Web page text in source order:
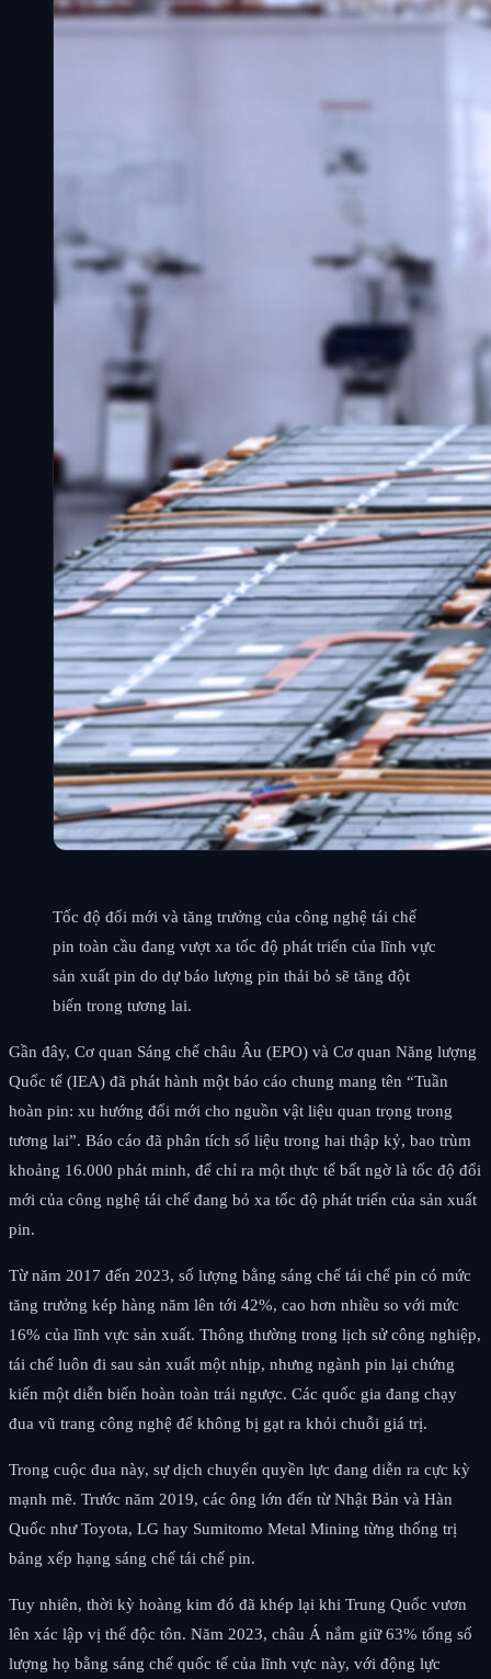
Tốc độ đổi mới và tăng trưởng của công nghệ tái chế
pin toàn cầu đang vượt xa tốc độ phát triển của lĩnh vực
sản xuất pin do dự báo lượng pin thải bỏ sẽ tăng đột
biến trong tương lai.
Gần đây, Cơ quan Sáng chế châu Âu (EPO) và Cơ quan Năng lượng
Quốc tế (IEA) đã phát hành một báo cáo chung mang tên “Tuần
hoàn pin: xu hướng đổi mới cho nguồn vật liệu quan trọng trong
tương lai”. Báo cáo đã phân tích số liệu trong hai thập kỷ, bao trùm
khoảng 16.000 phát minh, để chỉ ra một thực tế bất ngờ là tốc độ đổi
mới của công nghệ tái chế đang bỏ xa tốc độ phát triển của sản xuất
pin.
Từ năm 2017 đến 2023, số lượng bằng sáng chế tái chế pin có mức
tăng trưởng kép hàng năm lên tới 42%, cao hơn nhiều so với mức
16% của lĩnh vực sản xuất. Thông thường trong lịch sử công nghiệp,
tái chế luôn đi sau sản xuất một nhịp, nhưng ngành pin lại chứng
kiến một diễn biến hoàn toàn trái ngược. Các quốc gia đang chạy
đua vũ trang công nghệ để không bị gạt ra khỏi chuỗi giá trị.
Trong cuộc đua này, sự dịch chuyển quyền lực đang diễn ra cực kỳ
mạnh mẽ. Trước năm 2019, các ông lớn đến từ Nhật Bản và Hàn
Quốc như Toyota, LG hay Sumitomo Metal Mining từng thống trị
bảng xếp hạng sáng chế tái chế pin.
Tuy nhiên, thời kỳ hoàng kim đó đã khép lại khi Trung Quốc vươn
lên xác lập vị thế độc tôn. Năm 2023, châu Á nắm giữ 63% tổng số
lượng họ bằng sáng chế quốc tế của lĩnh vực này, với động lực